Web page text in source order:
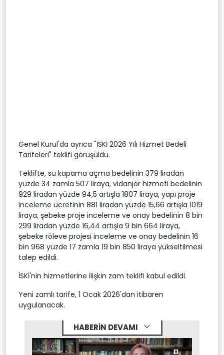
Genel Kurul'da ayrıca "İSKİ 2026 Yılı Hizmet Bedeli
Tarifeleri" teklifi görüşüldü.
Teklifte, su kapama açma bedelinin 379 liradan
yüzde 34 zamla 507 liraya, vidanjör hizmeti bedelinin
929 liradan yüzde 94,5 artışla 1807 liraya, yapı proje
inceleme ücretinin 881 liradan yüzde 15,66 artışla 1019
liraya, şebeke proje inceleme ve onay bedelinin 8 bin
299 liradan yüzde 16,44 artışla 9 bin 664 liraya,
şebeke röleve projesi inceleme ve onay bedelinin 16
bin 968 yüzde 17 zamla 19 bin 850 liraya yükseltilmesi
talep edildi.
İSKİ'nin hizmetlerine ilişkin zam teklifi kabul edildi.
Yeni zamlı tarife, 1 Ocak 2026'dan itibaren
uygulanacak.
HABERİN DEVAMI